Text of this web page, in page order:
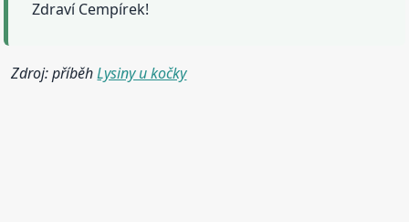
Zdraví Cempírek!
Zdroj: příběhLysiny u kočky